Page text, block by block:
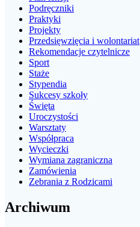
Podręczniki
Praktyki
Projekty
Przedsięwzięcia i wolontariat
Rekomendacje czytelnicze
Sport
Staże
Stypendia
Sukcesy szkoły
Święta
Uroczystości
Warsztaty
Współpraca
Wycieczki
Wymiana zagraniczna
Zamówienia
Zebrania z Rodzicami
Archiwum